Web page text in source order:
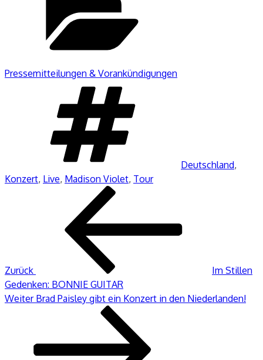
Pressemitteilungen & Vorankündigungen
Deutschland,
Konzert, Live, Madison Violet, Tour
Beitragsnavigation
Zurück
Im Stillen
Gedenken: BONNIE GUITAR
Nächster
Weiter Brad Paisley gibt ein Konzert in den Niederlanden!